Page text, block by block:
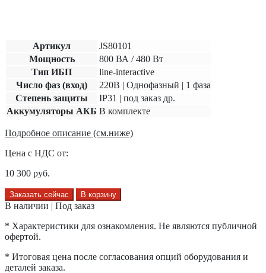
Артикул
JS80101
Мощность
800 ВА / 480 Вт
Тип ИБП
line-interactive
Число фаз (вход)
220В | Однофазный | 1 фаза
Степень защиты
IP31 | под заказ др.
Аккумуляторы АКБ В комплекте
Подробное описание (см.ниже)
Цена с НДС от:
10 300 руб.
Заказать сейчас В корзину
В наличии | Под заказ
* Характеристики для ознакомления. Не являются публичной
офертой.
* Итоговая цена после согласования опций оборудования и
деталей заказа.